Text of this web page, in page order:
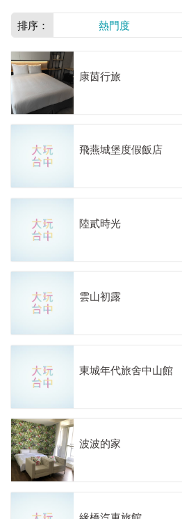
排序： 熱門度
康茵行旅
飛燕城堡度假飯店
陸貳時光
雲山初露
東城年代旅舍中山館
波波的家